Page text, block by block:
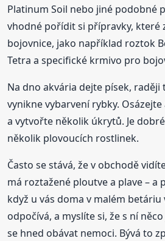
Platinum Soil nebo jiné podobné
vhodné pořídit si přípravky, které
bojovnice, jako například roztok
Tetra a specifické krmivo pro
Na dno akvária dejte písek, raději
vynikne vybarvení rybky.
a vytvořte několik úkrytů. Je
několik plovoucích rostlinek.
Často se stává, že v obchodě
má roztažené ploutve a plave – a
když u vás doma v malém betáriu
odpočívá, a myslíte si, že s ní
se hned obávat nemoci. Bývá to